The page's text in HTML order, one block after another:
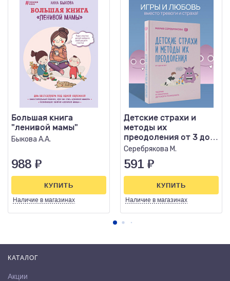
Большая книга
"ленивой мамы"
Быкова А.А.
988 ₽
Наличие в магазинах
КУПИТЬ
Детские страхи и
методы их
преодоления от 3 до
15 лет Теория и
Серебрякова М.
591 ₽
Наличие в магазинах
КУПИТЬ
КАТАЛОГ
Акции